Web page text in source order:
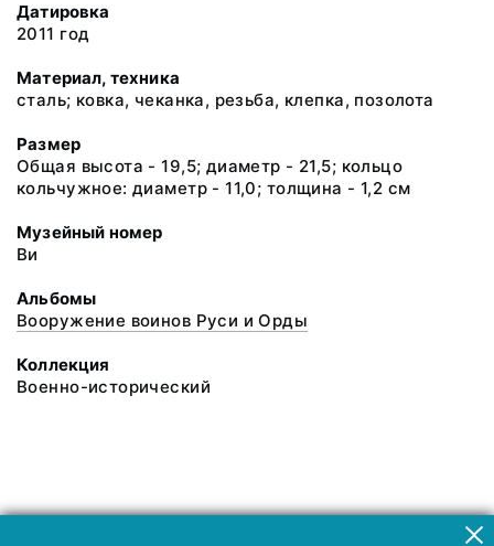
Датировка
2011 год
Материал, техника
сталь; ковка, чеканка, резьба, клепка, позолота
Размер
Общая высота - 19,5; диаметр - 21,5; кольцо
кольчужное: диаметр - 11,0; толщина - 1,2 см
Музейный номер
Ви
Альбомы
Вооружение воинов Руси и Орды
Коллекция
Военно-исторический